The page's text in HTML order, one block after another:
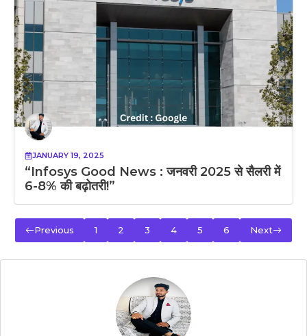
JANUARY 19, 2025
“Infosys Good News : जनवरी 2025 से सैलरी में
6-8% की बढ़ोतरी!”
Previous 1 2 3 4 5 6 Next